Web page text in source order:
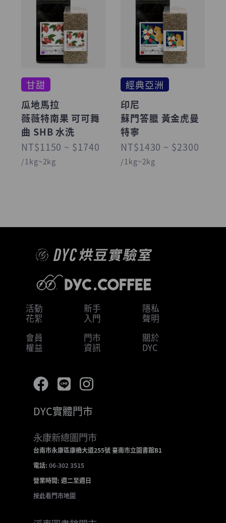
甘甜
瓜地馬拉
薇薇特南果 可可舞
曲 SHB 水洗
NT$1150 ~ $1740
/1kg~2kg
經典亞洲
印尼
蘇門答臘 黃金虎曼
特寧
NT$1430 ~ $2300
/1kg~2kg
DYC實體門市
永康新總圖門市
台南市永康區康橋大道255號 臺南市立圖書館B1
電話: 06-302 3515
營業時間: 週二至週日
按此看門市地圖
活動
花絮
新手
入門
隱私
聲明
會員
權益
門市
資訊
關於
DYC